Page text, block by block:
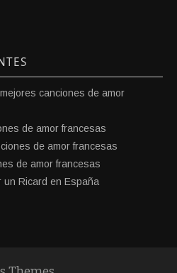
canciones de amor
de amor francesas
de amor francesas
de amor francesas
un Ricard en España